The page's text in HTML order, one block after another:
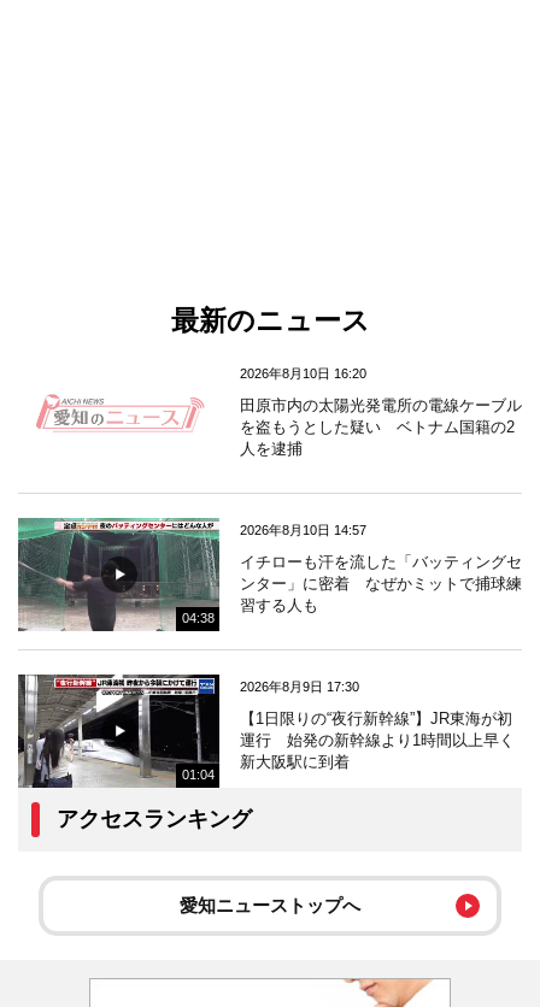
最新のニュース
2026年8月10日 16:20
田原市内の太陽光発電所の電線ケーブル
を盗もうとした疑い ベトナム国籍の2
人を逮捕
04:38
2026年8月10日 14:57
イチローも汗を流した「バッティングセ
ンター」に密着 なぜかミットで捕球練
習する人も
01:04
2026年8月9日 17:30
【1日限りの“夜行新幹線”】JR東海が初
運行 始発の新幹線より1時間以上早く
新大阪駅に到着
アクセスランキング
愛知ニューストップへ